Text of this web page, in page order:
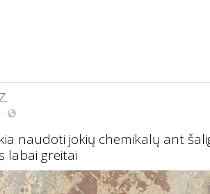
·
naudoti jokių chemikalų ant
labai greitai